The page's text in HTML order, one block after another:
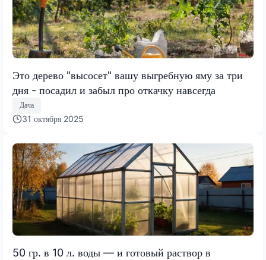
Это дерево "высосет" вашу выгребную яму за три
дня - посадил и забыл про откачку навсегда
Дача
31 октября 2025
50 гр. в 10 л. воды — и готовый раствор в